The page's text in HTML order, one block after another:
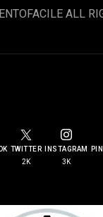
ALL
TWITTER
2K
INSTAGRAM
3K